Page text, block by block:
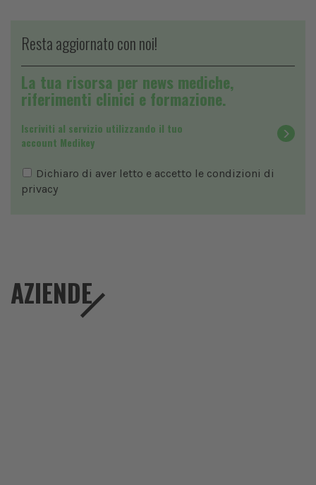
Resta aggiornato con noi!
La tua risorsa per news mediche,
riferimenti clinici e formazione.
Iscriviti al servizio utilizzando il tuo
account Medikey
Dichiaro di aver letto e accetto le condizioni di
privacy
AZIENDE